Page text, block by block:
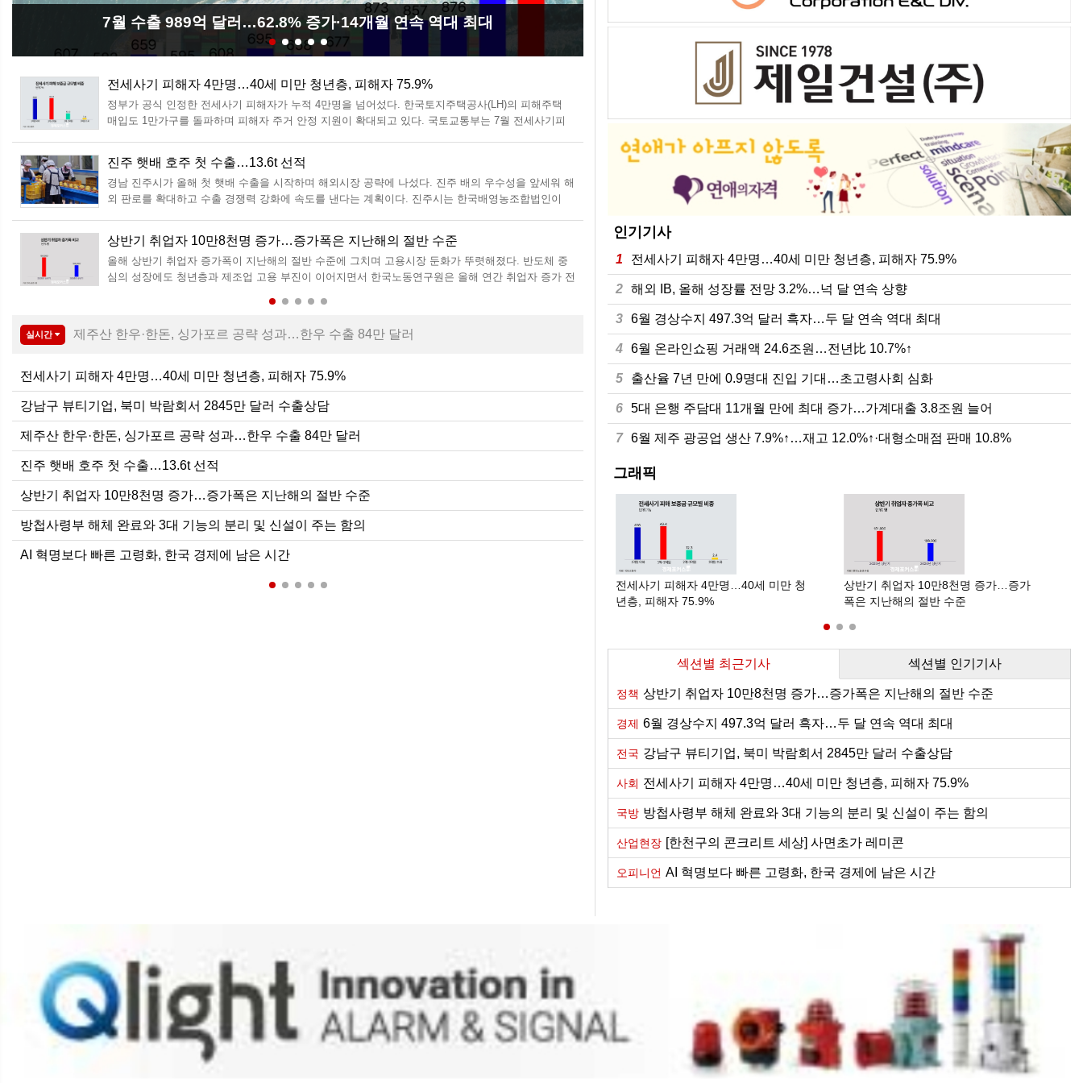
색
7월 수출 989억 달러…62.8% 증가·14개월 연속 역대 최대 6월 수출 첫 1000억 달러 돌파…반도체가 이끈 역대 최대 실적
5월 수출 877.5억 달러 역대 최대…반도체 수출 169% 급증
4월 수출 800억 달러 시대…반도체 호황에 48% 급증
전세사기 피해자 4만명…40세 미만 청년층, 피해자 75.9%
정부가 공식 인정한 전세사기 피해자가 누적 4만명을 넘어섰다. 한국토지주택공사(LH)의 피해주택
매입도 1만가구를 돌파하며 피해자 주거 안정 지원이 확대되고 있다. 국토교통부는 7월 전세사기피
진주 햇배 호주 첫 수출…13.6t 선적
경남 진주시가 올해 첫 햇배 수출을 시작하며 해외시장 공략에 나섰다. 진주 배의 우수성을 앞세워 해
외 판로를 확대하고 수출 경쟁력 강화에 속도를 낸다는 계획이다. 진주시는 한국배영농조합법인이
상반기 취업자 10만8천명 증가…증가폭은 지난해의 절반 수준
올해 상반기 취업자 증가폭이 지난해의 절반 수준에 그치며 고용시장 둔화가 뚜렷해졌다. 반도체 중
심의 성장에도 청년층과 제조업 고용 부진이 이어지면서 한국노동연구원은 올해 연간 취업자 증가 전
AI 혁명보다 빠른 고령화, 한국 경제에 남은 시간
요즘 궁금한 것이 생기면 가장 먼저 AI를 찾는다. ChatGPT와 제미나이, 클로드는 어느
을 대신하는 일상의 도구가 되었다. 생성형 AI의 발전 속도가 워낙 빠르다 보니 이제는
을 대신해 일하는 피지컬 AI(Physical AI)와 휴머노이드까지 머지않아 보편화될 것이라
지고 있다. 공장과 산업현장, 물류센터는 물론 가
해외 IB, 올해 성장률 전망 3.2%…넉 달 연속 상향
해외 주요 투자은행(IB)들이 올해 한국 경제 성장률 전망치를 또다시 높였다. 반도체
상보다 견조한 내수, 2분기 성장세가 이어지면서 올해 한국 경제가 3%대 성장을 달성
망이 확산하고 있다. 6일 국제금융센터에 따르면 해외 주요 IB 8곳의 올해 한국 실질
반도체를 중심으로 한 수출 호조에 힘입어 지난 6월 우리나라 경상수지가 역대 최대 흑
다. 상품수지와 금융계정도 나란히 사상 최대를 경신하며 상반기 누적 흑자는 지난해
배 수준으로 늘었다. 한국은행이 6일 발표한 국제수지(잠정) 통계에 따르면 6월 경상수
내년 최저임금 1만700원 확정…노동계·소상공인 이의 모두 불수용
2027년도 적용 최저임금이 최종 확정됐다. 노동계와 소상공인 업계가 각각 이의를 제
는 모두 받아들이지 않았다. 고용노동부는 5일 내년도 적용 최저임금을 시간당 1만700
시했다. 이는 올해 최저임금(1만320원)보다 380원(3.7%) 오른 수준이다. 월급으로 환
간 근무 기준 223만6300원으
6월 온라인쇼핑 거래액 24.6조원…전년比 10.7%↑
지난 6월 온라인쇼핑 거래액이 통신기기와 자동차용품 판매 호조에 힘입어 두 자릿수
올해 2분기 해외 직접판매는 화장품 수출 확대로 크게 늘어난 반면 해외 직접구매는 감
다. 국가데이터처가 3일 발표한 '2026년 6월 온라인쇼핑동향'에 따르면 지난 6월 온라
올해 출산율이 7년 만에 0.9명대로 올라설 가능성이 커지고 있다. 출생아와 혼인 증가
생 흐름에 변화 조짐이 나타나고 있지만, 이미 빠르게 진행된 고령화로 인구 구조를 되
계가 있다는 분석이다. 2일 국가데이터처 국가통계포털(KOSIS)에 따르면 올해 1분기
5대 은행 주담대 11개월 만에 최대 증가…가계대출 3.8조원 늘어
정부의 대출 규제와 은행권의 대출 관리 강화에도 5대 시중은행의 가계대출이 지난달
늘었다. 주택담보대출과 마이너스통장 잔액이 함께 증가하며 가계대출 증가세가 이어
2일 금융권에 따르면 KB국민·신한·하나·우리·NH농협 등 5대 은행의 지난달 30일 기준
은 77
6월 제주 광공업 생산 7.9%↑…재고 12.0%↑·대형소매점 판매 10.8%
지난달 제주지역 광공업 생산이 2월부터 이어진 감소세를 마감하고 증가세로 전환했
감소세를 이어가고 재고는 증가세를 지속했으며, 소비도 3월부터 감소세를 이어가는
내수 개선으로 이어지지 못하는 모습이다. 31일 국가데이터처 제주사무소가 발표한
지난달 경기도 광공업 생산이 4월부터 3개월 연속 감소세를 이어갔다. 제조업 재고는
소비는 4월과 5월 두 달 연속 증가세를 마감하고 감소했고, 건설수주는 2월부터 이어오
마감하고 감소세로 전환하는 등 실물경기 흐름은 부문별로 엇갈렸다. 경인지방데이터
실시간 제주산 한우·한돈, 싱가포르 공략 성과…한우 수출 84만 달러
전세사기 피해자 4만명…40세 미만 청년층, 피해자 75.9%
강남구 뷰티기업, 북미 박람회서 2845만 달러 수출상담
제주산 한우·한돈, 싱가포르 공략 성과…한우 수출 84만 달러
진주 햇배 호주 첫 수출…13.6t 선적
상반기 취업자 10만8천명 증가…증가폭은 지난해의 절반 수준
방첩사령부 해체 완료와 3대 기능의 분리 및 신설이 주는 함의
AI 혁명보다 빠른 고령화, 한국 경제에 남은 시간
해외 IB, 올해 성장률 전망 3.2%…넉 달 연속 상향
6월 경상수지 497.3억 달러 흑자…두 달 연속 역대 최대
[한천구의 콘크리트 세상] 사면초가 레미콘
55세 이상 고령 취업자 1000만명 돌파…10명 중 7명 "계속 일 원해"
내년 최저임금 1만700원 확정…노동계·소상공인 이의 모두 불수용
군사제도·구조 혁신과 작전·훈련·근무 기강 해이 사태의 상관성
aT, 필리핀 식품박람회서 952만 달러 수출상담…한국산 포도 18년 만에 수출길
7월 농축산물 물가 0.5% 상승…농산물 2.2%↓·축산물 4.4%↑
7월 소비자물가 2.8% 상승…석유류 오름세 둔화에 3개월 만에 2%대
6월 온라인쇼핑 거래액 24.6조원…전년比 10.7%↑
지난해 첫 수출기업 1만9746개…전년比 3.7%↑
출산율 7년 만에 0.9명대 진입 기대…초고령사회 심화
5대 은행 주담대 11개월 만에 최대 증가…가계대출 3.8조원 늘어
7월 수출 989억 달러…62.8% 증가·14개월 연속 역대 최대
6월 제주 광공업 생산 7.9%↑…재고 12.0%↑·대형소매점 판매 10.8%
6월 경기도 광공업 생산 2.1%↓… 대형소매점 판매 2.8%↓·건설수주 66.0%↓
6월 인천 광공업 생산 5.7%↑… 대형소매점 판매 4.5%↓·건설수주 4.6%↑
6월 서울 광공업 생산 5.9%↓… 대형소매점 판매 9.8%↑·건설수주 81.8%↑
6월 대구·경북 광공업 생산 증가…소비·건설경기 부진
6월 광주·전남 광공업 생산 엇갈려…건설수주 급증
1분기 중견기업 수출 312억 달러…반도체·바이오 성장에 8.5％↑
인기기사
1 전세사기 피해자 4만명…40세 미만 청년층, 피해자 75.9%
2 해외 IB, 올해 성장률 전망 3.2%…넉 달 연속 상향
3 6월 경상수지 497.3억 달러 흑자…두 달 연속 역대 최대
4 6월 온라인쇼핑 거래액 24.6조원…전년比 10.7%↑
5 출산율 7년 만에 0.9명대 진입 기대…초고령사회 심화
6 5대 은행 주담대 11개월 만에 최대 증가…가계대출 3.8조원 늘어
7 6월 제주 광공업 생산 7.9%↑…재고 12.0%↑·대형소매점 판매 10.8%
그래픽
전세사기 피해자 4만명…40세 미만 청
년층, 피해자 75.9%
상반기 취업자 10만8천명 증가…증가
폭은 지난해의 절반 수준
6월 경상수지 497.3억 달러 흑자…두
섹션별 최근기사 섹션별 인기기사
정책 상반기 취업자 10만8천명 증가…증가폭은 지난해의 절반 수준
경제 6월 경상수지 497.3억 달러 흑자…두 달 연속 역대 최대
전국 강남구 뷰티기업, 북미 박람회서 2845만 달러 수출상담
사회 전세사기 피해자 4만명…40세 미만 청년층, 피해자 75.9%
국방 방첩사령부 해체 완료와 3대 기능의 분리 및 신설이 주는 함의
산업현장 [한천구의 콘크리트 세상] 사면초가 레미콘
오피니언 AI 혁명보다 빠른 고령화, 한국 경제에 남은 시간